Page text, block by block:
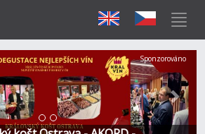
Další
Sponzorováno